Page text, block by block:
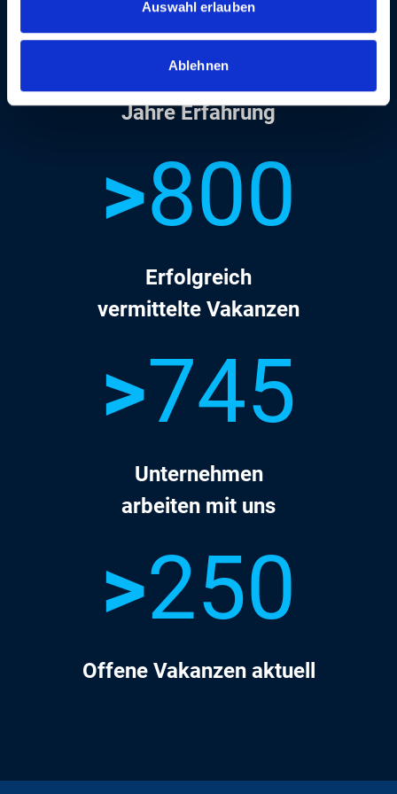
Auswahl erlauben
Ablehnen
>25
Jahre Erfahrung
>800
Erfolgreich
vermittelte Vakanzen
>745
Unternehmen
arbeiten mit uns
>250
Offene Vakanzen aktuell